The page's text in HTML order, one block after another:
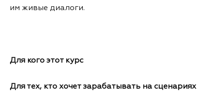
им живые диалоги.
Для кого этот курс
Для тех, кто хочет зарабатывать на сценариях